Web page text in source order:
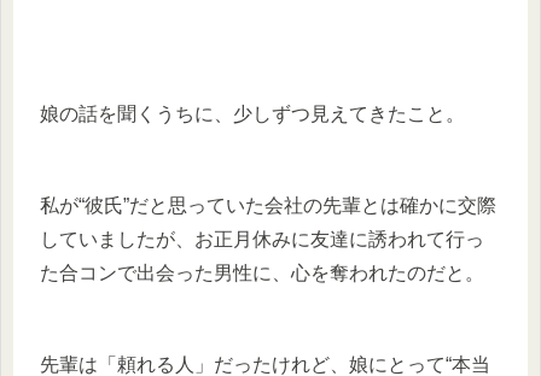
娘の話を聞くうちに、少しずつ見えてきたこと。
私が“彼氏”だと思っていた会社の先輩とは確かに交際
していましたが、お正月休みに友達に誘われて行っ
た合コンで出会った男性に、心を奪われたのだと。
先輩は「頼れる人」だったけれど、娘にとって“本当